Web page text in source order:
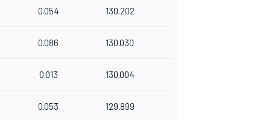
0.054 130.202
0.086 130.030
0.013 130.004
0.053 129.899